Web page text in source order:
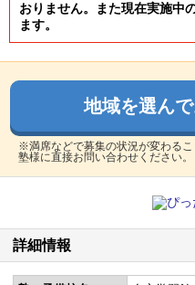
おりません。また現在実施中
ます。
地域を選ん
※満席などで募集の状況が変わる
塾様に直接お問い合わせください。
詳細情報